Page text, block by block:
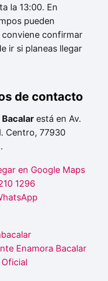
la 13:00. En
pueden
conviene confirmar
ir si planeas llegar
de contacto
está en Av.
Centro, 77930
en Google Maps
1296
Enamora Bacalar